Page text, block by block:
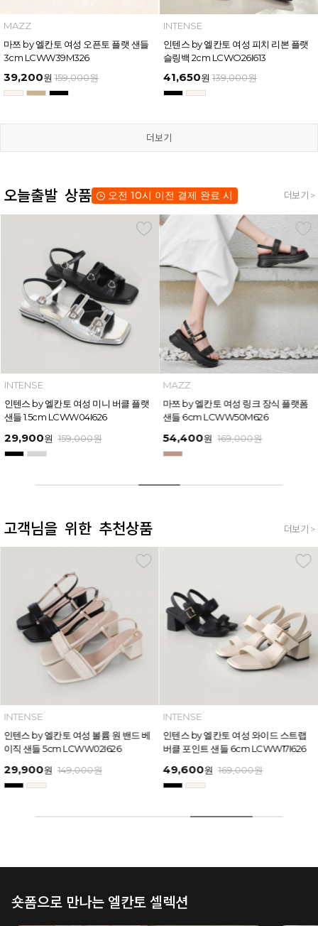
MAZZ
마쯔 by 엘칸토 여성 오픈토 플랫 샌들
3cm LCWW39M326
39,200원 159,000원
INTENSE
인텐스 by 엘칸토 여성 피치 리본 플랫
슬링백 2cm LCWO26I613
41,650원 139,000원
더보기
오늘출발 상품 오전 10시 이전 결제 완료 시 더보기 >
INTENSE
인텐스 by 엘칸토 여성 미니 버클 플랫
샌들 1.5cm LCWW04I626
29,900원 159,000원
MAZZ
마쯔 by 엘칸토 여성 링크 장식 플랫폼
샌들 6cm LCWW50M626
54,400원 169,000원
고객님을 위한 추천상품 더보기 >
INTENSE
인텐스 by 엘칸토 여성 볼륨 원 밴드 베
이직 샌들 5cm LCWW02I626
29,900원 149,000원
INTENSE
인텐스 by 엘칸토 여성 와이드 스트랩
버클 포인트 샌들 6cm LCWW17I626
49,600원 169,000원
숏폼으로 만나는 엘칸토 셀렉션